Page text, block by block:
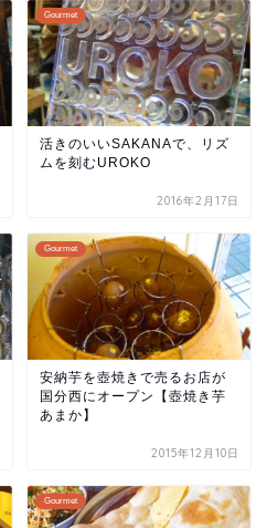
Gourmet
活きのいいSAKANAで、リズ
ムを刻むUROKO
2016年2月17日
Gourmet
安納芋を壺焼きで売るお店が
国分西にオープン【壺焼き芋
あまか】
2015年12月10日
Gourmet